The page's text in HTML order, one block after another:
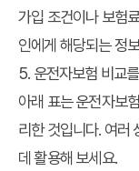
가입 조건이나 보험
인에게 해당되는 정
5. 운전자보험 비교
아래 표는 운전자보
리한 것입니다. 여러
데 활용해 보세요.